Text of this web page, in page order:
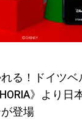
る！ドイツ
》より日
登場